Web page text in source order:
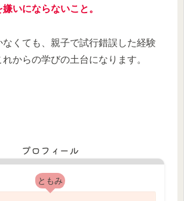
いにならないこと。
くても、親子で試行錯誤した経験
からの学びの土台になります。
プロフィール
ともみ